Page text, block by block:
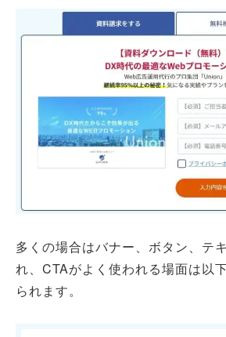
多くの場合はバナー、ボタン、テ
れ、CTAがよく使われる場面は以
られます。